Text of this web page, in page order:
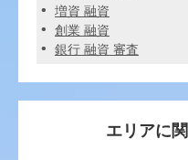
増資 融資
創業 融資
銀行 融資 審査
エリアに